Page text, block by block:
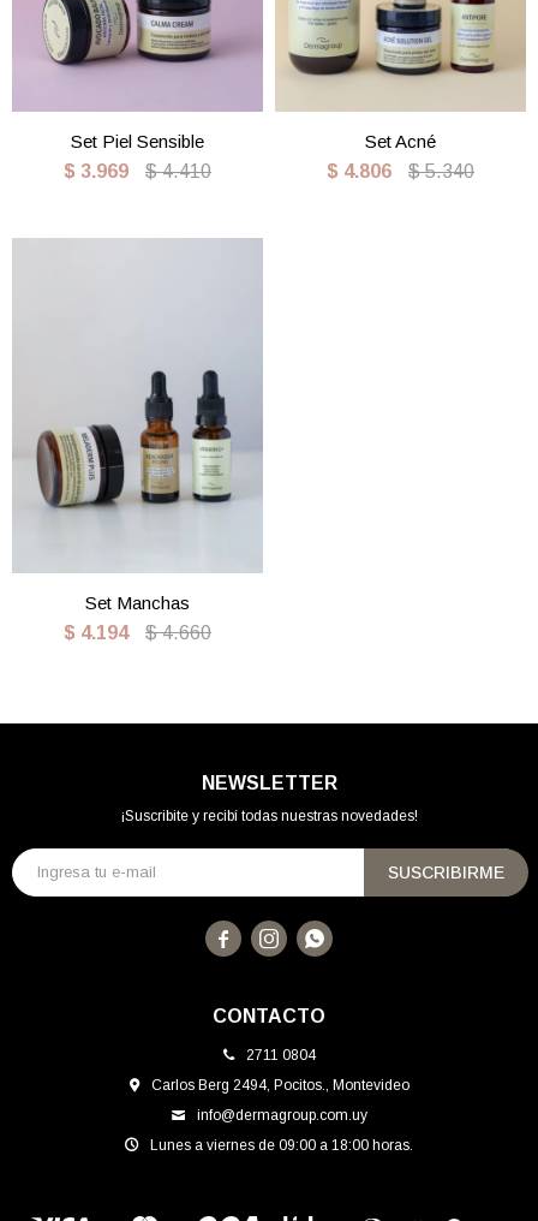
Set Piel Sensible
$ 3.969 $ 4.410
Set Acné
$ 4.806 $ 5.340
Set Manchas
$ 4.194 $ 4.660
CONTACTO
2711 0804
Carlos Berg 2494, Pocitos., Montevideo
info@dermagroup.com.uy
Lunes a viernes de 09:00 a 18:00 horas.
NEWSLETTER
¡Suscribite y recibí todas nuestras novedades!
SUSCRIBIRME
  